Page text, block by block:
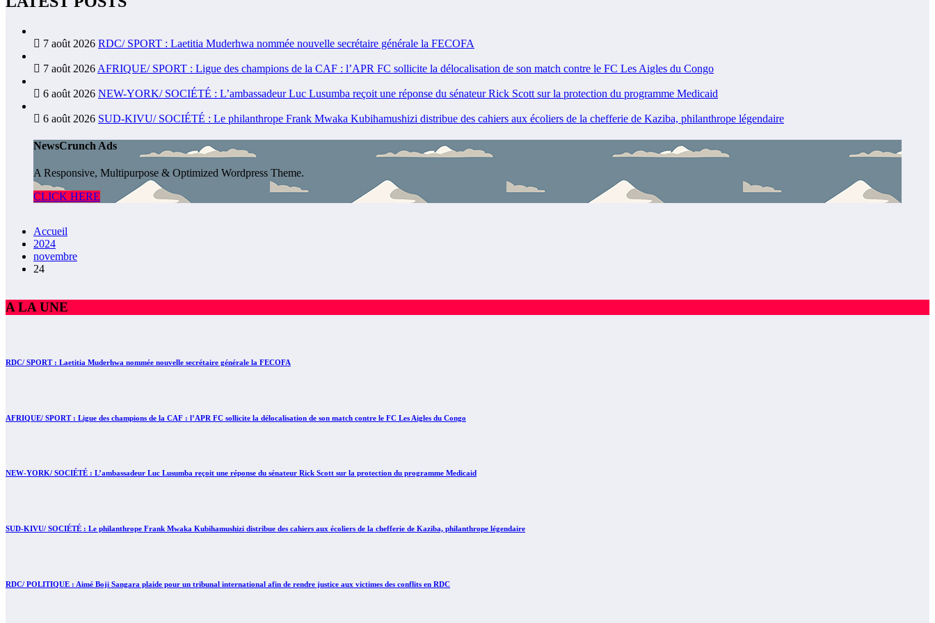
7 août 2026 RDC/ SPORT : Laetitia Muderhwa nommée nouvelle secrétaire générale la FECOFA
7 août 2026 AFRIQUE/ SPORT : Ligue des champions de la CAF : l’APR FC sollicite la délocalisation de son match contre le FC Les Aigles du Congo
6 août 2026 NEW-YORK/ SOCIÉTÉ : L’ambassadeur Luc Lusumba reçoit une réponse du sénateur Rick Scott sur la protection du programme Medicaid
6 août 2026 SUD-KIVU/ SOCIÉTÉ : Le philanthrope Frank Mwaka Kubihamushizi distribue des cahiers aux écoliers de la chefferie de Kaziba, philanthrope légendaire
NewsCrunch Ads
A Responsive, Multipurpose & Optimized Wordpress Theme.
CLICK HERE
Accueil
2024
novembre
24
A LA UNE
RDC/ SPORT : Laetitia Muderhwa nommée nouvelle secrétaire générale la FECOFA
AFRIQUE/ SPORT : Ligue des champions de la CAF : l’APR FC sollicite la délocalisation de son match contre le FC Les Aigles du Congo
NEW-YORK/ SOCIÉTÉ : L’ambassadeur Luc Lusumba reçoit une réponse du sénateur Rick Scott sur la protection du programme Medicaid
SUD-KIVU/ SOCIÉTÉ : Le philanthrope Frank Mwaka Kubihamushizi distribue des cahiers aux écoliers de la chefferie de Kaziba, philanthrope légendaire
RDC/ POLITIQUE : Aimé Boji Sangara plaide pour un tribunal international afin de rendre justice aux victimes des conflits en RDC